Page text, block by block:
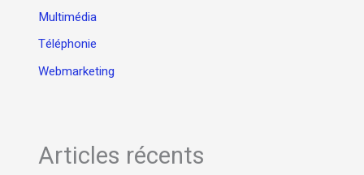
Multimédia
Téléphonie
Webmarketing
Articles récents